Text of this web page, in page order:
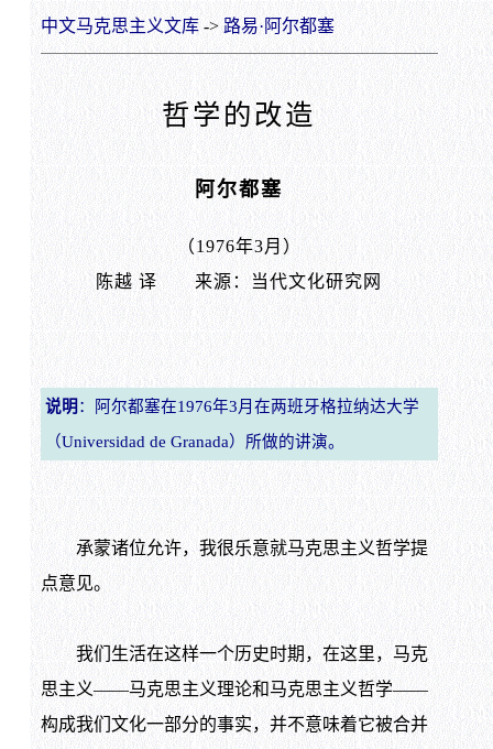
中文马克思主义文库-> 路易·阿尔都塞
哲学的改造
阿尔都塞
（1976年3月）
陈越 译 来源：当代文化研究网
说明 ：阿尔都塞在1976年3月在两班牙格拉纳达大学
（Universidad de Granada）所做的讲演。
承蒙诸位允许，我很乐意就马克思主义哲学提
点意见。
我们生活在这样一个历史时期，在这里，马克
思主义——马克思主义理论和马克思主义哲学——
构成我们文化一部分的事实，并不意味着它被合并